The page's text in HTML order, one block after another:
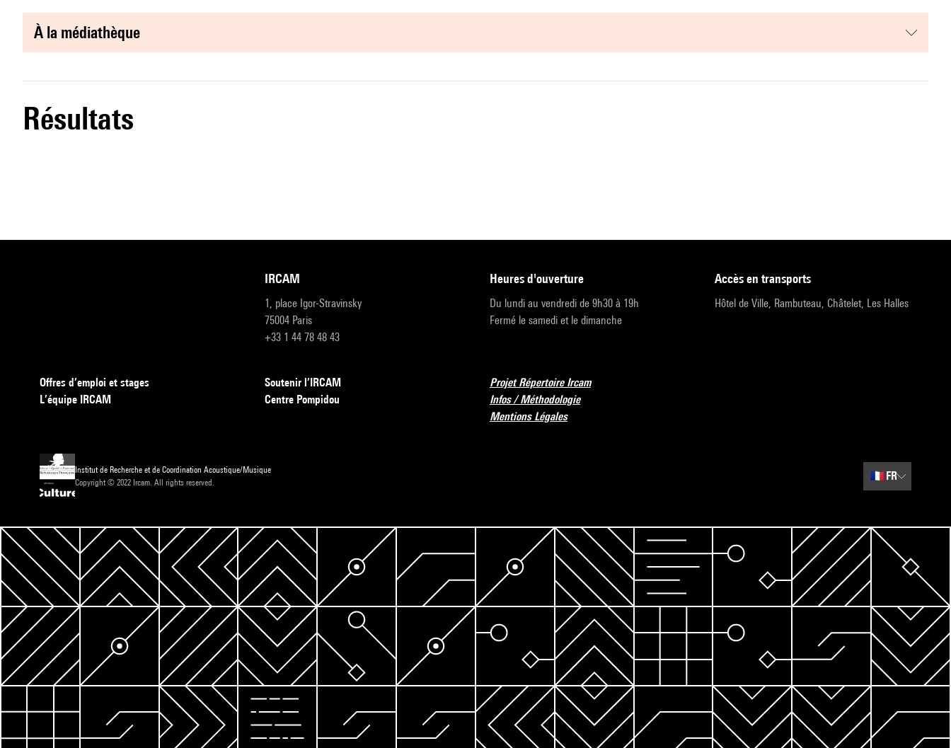
à la médiathèque
résultats
IRCAM
1, place Igor-Stravinsky
75004 Paris
+33 1 44 78 48 43
heures d'ouverture
Du lundi au vendredi de 9h30 à 19h
Fermé le samedi et le dimanche
accès en transports
Hôtel de Ville, Rambuteau, Châtelet, Les Halles
Offres d’emploi et stages
L’équipe IRCAM
Soutenir l’IRCAM
Centre Pompidou
Projet Répertoire Ircam
Infos / Méthodologie
Mentions Légales
Institut de Recherche et de Coordination Acoustique/Musique
Copyright © 2022 Ircam. All rights reserved.
🇫🇷 FR